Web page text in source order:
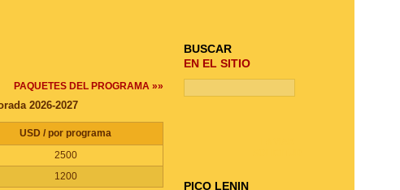
PAQUETES DEL PROGRAMA »»
2026-2027
USD / por programa
2500
1200
BUSCAR
EN EL SITIO
PICO LENIN